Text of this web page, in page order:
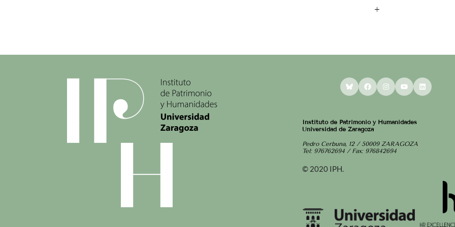
+
BlueskyFacebookInstagram
YouTube
Instituto de Patrimonio y Humanidades
Universidad de Zaragoza
Pedro Cerbuna, 12 / 50009 ZARAGOZA
Tel: 976762694 / Fax: 976842694
© 2020 IPH.